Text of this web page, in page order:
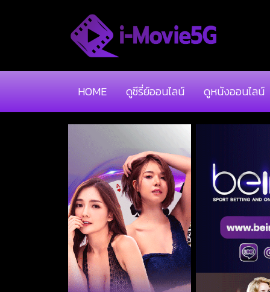
HOME ดูซีรี่ย์ออนไลน์ ดูหนังออนไลน์